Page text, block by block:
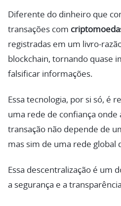
Diferente do dinheiro que
transações com
registradas em um livro-
blockchain, tornando quase
falsificar informações.
Essa tecnologia, por si só, é
uma rede de confiança onde
transação não depende de
mas sim de uma rede global
Essa descentralização é um
a segurança e a